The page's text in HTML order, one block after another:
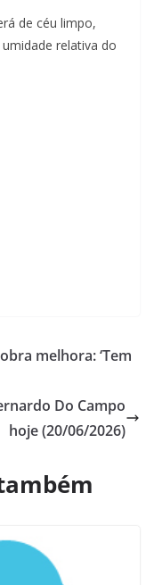
de céu limpo,
relativa do
melhora: ‘Tem
Do Campo
hoje (20/06/2026)